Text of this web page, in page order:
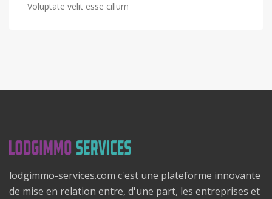
Voluptate velit esse cillum
lodgimmo-services.com c'est une plateforme innovante
de mise en relation entre, d'une part, les entreprises et